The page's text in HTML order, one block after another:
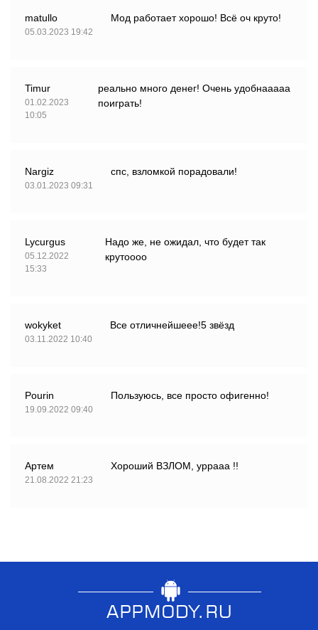
matullo
05.03.2023 19:42
Мод работает хорошо! Всё оч круто!
Timur
01.02.2023
10:05
реально много денег! Очень удобнааааа
поиграть!
Nargiz
03.01.2023 09:31
спс, взломкой порадовали!
Lycurgus
05.12.2022
15:33
Надо же, не ожидал, что будет так
крутоооо
wokyket
03.11.2022 10:40
Все отличнейшеее!5 звёзд
Pourin
19.09.2022 09:40
Пользуюсь, все просто офигенно!
Артем
21.08.2022 21:23
Хороший ВЗЛОМ, уррааа !!